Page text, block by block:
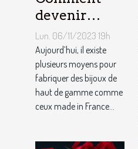
devenir
bijoutier-
joaillier ?
Lun. 06/11/2023 19h
Aujourd’hui, il existe
plusieurs moyens pour
fabriquer des bijoux de
haut de gamme comme
ceux made in France...